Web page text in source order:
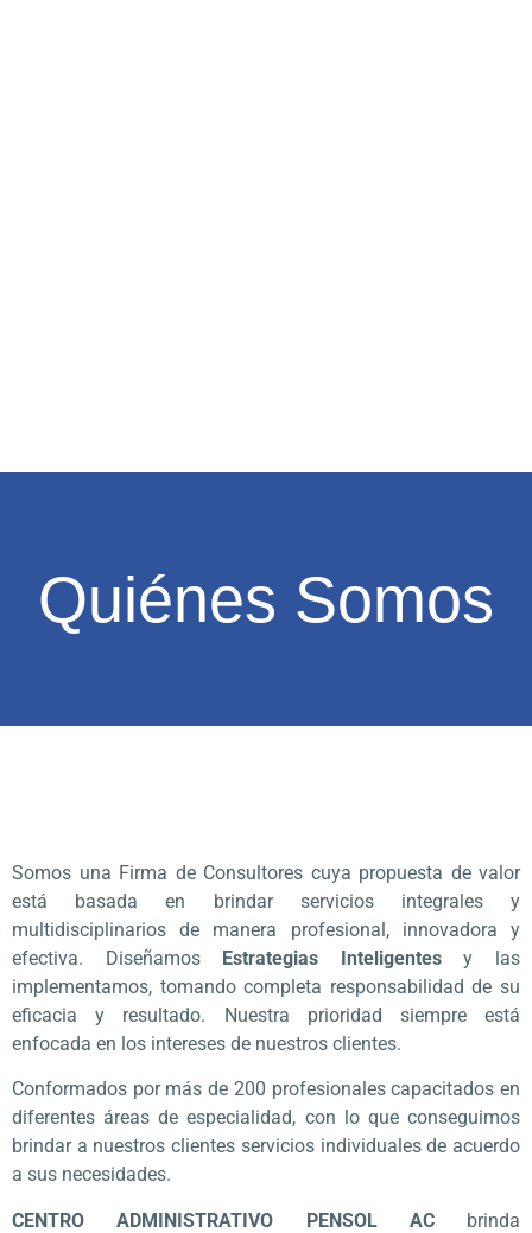
OBJETIVOS
Quiénes Somos
Somos una Firma de Consultores cuya propuesta de valor
está basada en brindar servicios integrales y
multidisciplinarios de manera profesional, innovadora y
efectiva. Diseñamos Estrategias Inteligentesy las
implementamos, tomando completa responsabilidad de su
eficacia y resultado. Nuestra prioridad siempre está
enfocada en los intereses de nuestros clientes.
Conformados por más de 200 profesionales capacitados en
diferentes áreas de especialidad, con lo que conseguimos
brindar a nuestros clientes servicios individuales de acuerdo
a sus necesidades.
CENTRO ADMINISTRATIVO PENSOL ACbrinda